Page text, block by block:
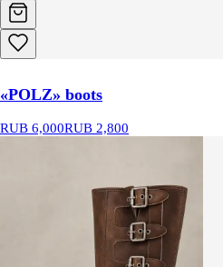
«POLZ» boots
RUB 6,000RUB 2,800